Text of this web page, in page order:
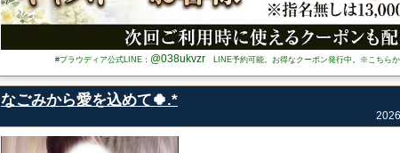
#プラウディア公式LINE： @038ukvzrLINE予約可能。お得なクーポン発行中。※こちらか
なごみから愛を込めて🍀.*